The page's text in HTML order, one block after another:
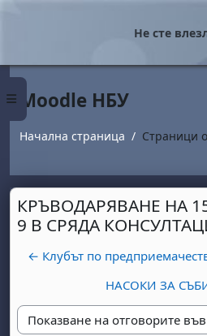
Страничен панел
Не сте
Moodle НБУ
Начална страница Страници
КРЪВОДАРЯВАНЕ НА
9 В СРЯДА
← Клубът по
НАСОКИ ЗА
Начин на показване